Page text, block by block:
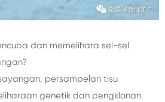
dan memelihara sel-sel
persampelan tisu
genetik dan pengklonan.